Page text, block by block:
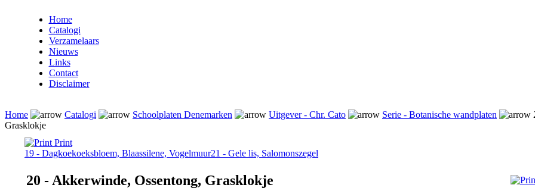
Home
Catalogi
Verzamelaars
Nieuws
Links
Contact
Disclaimer
Home Catalogi Schoolplaten Denemarken Uitgever - Chr. Cato Serie - Botanische wandplaten
Grasklokje
Print
19 - Dagkoekoeksbloem, Blaassilene, Vogelmuur21 - Gele lis, Salomonszegel
20 - Akkerwinde, Ossentong, Grasklokje